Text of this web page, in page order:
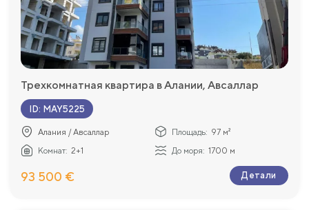
Трехкомнатная квартира в Алании, Авсаллар
ID: MAY5225
Алания / Авсаллар Площадь: 97 м²
Комнат: 2+1 До моря: 1700 м
93 500 € Детали